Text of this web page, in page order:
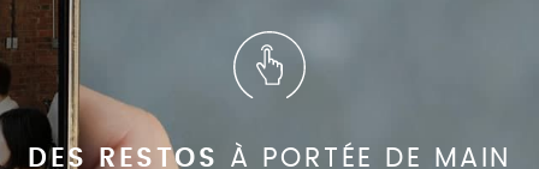
DES RESTOS À PORTÉE DE MAIN